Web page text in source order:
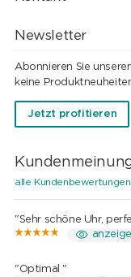
Newsletter
Abonnieren Sie
keine
Jetzt profitieren
alle
"Sehr schöne Uhr,
"Optimal "